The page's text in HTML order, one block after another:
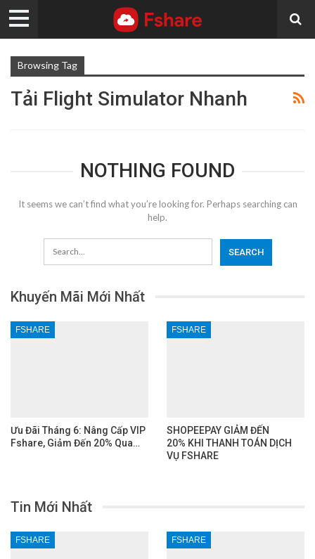
Browsing Tag
Tải Flight Simulator Nhanh
NOTHING FOUND
It seems we can’t find what you’re looking for. Perhaps searching can
help.
Khuyến Mãi Mới Nhất
FSHARE
Ưu Đãi Tháng 6: Nâng Cấp VIP
Fshare, Giảm Đến 20% Qua…
FSHARE
SHOPEEPAY GIẢM ĐẾN
20% KHI THANH TOÁN DỊCH
VỤ FSHARE
Tin Mới Nhất
FSHARE FSHARE